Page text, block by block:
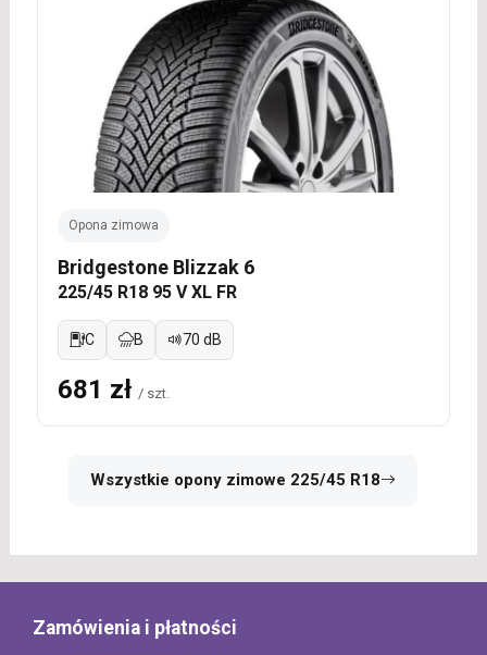
Opona zimowa
Bridgestone Blizzak 6
225/45 R18 95 V XL FR
C B 70 dB
681 zł / szt.
Wszystkie opony zimowe 225/45 R18
Zamówienia i płatności